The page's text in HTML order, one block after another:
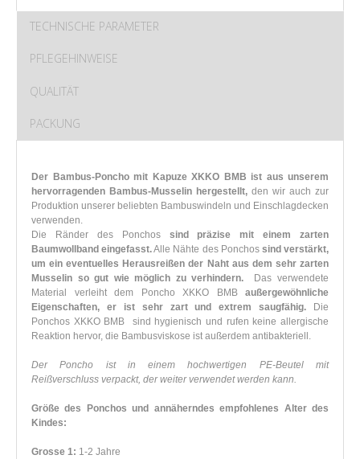
TECHNISCHE PARAMETER
PFLEGEHINWEISE
QUALITÄT
PACKUNG
Der Bambus-Poncho mit Kapuze XKKO BMB ist aus unserem
hervorragenden Bambus-Musselin hergestellt, den wir auch zur
Produktion unserer beliebten Bambuswindeln und Einschlagdecken
verwenden.
Die Ränder des Ponchos sind präzise mit einem zarten
Baumwollband eingefasst.Alle Nähte des Ponchos sind verstärkt,
um ein eventuelles Herausreißen der Naht aus dem sehr zarten
Musselin so gut wie möglich zu verhindern.
Das verwendete
Material verleiht dem Poncho XKKO BMB außergewöhnliche
Eigenschaften, er ist sehr zart und extrem saugfähig.
Die
Ponchos XKKO BMB sind hygienisch und rufen keine allergische
Reaktion hervor, die Bambusviskose ist außerdem antibakteriell.
Der Poncho ist in einem hochwertigen PE-Beutel mit
Reißverschluss verpackt, der weiter verwendet werden kann.
Größe des Ponchos und annäherndes empfohlenes Alter des
Kindes:
Grosse 1: 1-2 Jahre